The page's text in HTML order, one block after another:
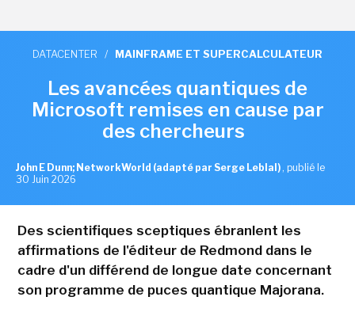
DATACENTER / MAINFRAME ET SUPERCALCULATEUR
Les avancées quantiques de
Microsoft remises en cause par
des chercheurs
John E Dunn; NetworkWorld (adapté par Serge Leblal) , publié le
30 Juin 2026
Des scientifiques sceptiques ébranlent les
affirmations de l'éditeur de Redmond dans le
cadre d'un différend de longue date concernant
son programme de puces quantique Majorana.